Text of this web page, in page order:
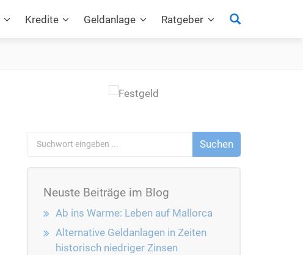
Kredite Geldanlage Ratgeber
Neuste Beiträge im Blog
Ab ins Warme: Leben auf Mallorca
Alternative Geldanlagen in Zeiten
historisch niedriger Zinsen